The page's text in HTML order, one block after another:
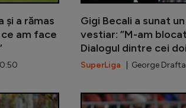
și a rămas
am face
Gigi Becali a sunat
vestiar: ”M-am
Dialogul dintre cei doi
SuperLiga | George
Marius Șumudică, pus la zid: